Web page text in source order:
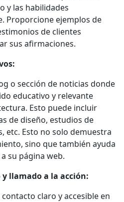
y las habilidades
Proporcione ejemplos de
de clientes
sus afirmaciones.
o sección de noticias donde
educativo y relevante
Esto puede incluir
de diseño, estudios de
etc. Esto no solo demuestra
sino que también ayuda
su página web.
llamado a la acción:
claro y accesible en